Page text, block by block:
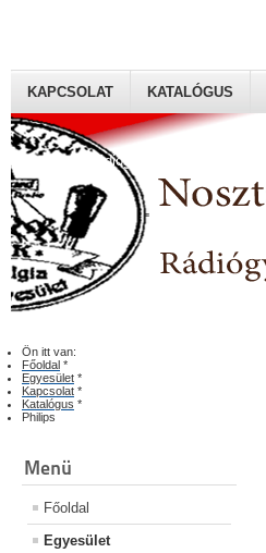
Rádiógyűjtők Magyaroszági
KAPCSOLAT KATALÓGUS
Ön itt van:
Főoldal *
Egyesület *
Kapcsolat *
Katalógus *
Philips
Menü
Főoldal
Egyesület